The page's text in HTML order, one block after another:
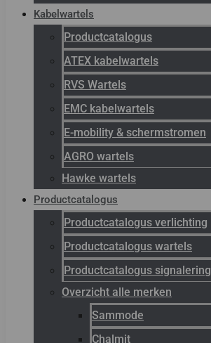
Kabelwartels
Productcatalogus
ATEX kabelwartels
RVS Wartels
EMC kabelwartels
E-mobility & schermstromen
AGRO wartels
Hawke wartels
Productcatalogus
Productcatalogus verlichting
Productcatalogus wartels
Productcatalogus signalering
Overzicht alle merken
Sammode
Chalmit